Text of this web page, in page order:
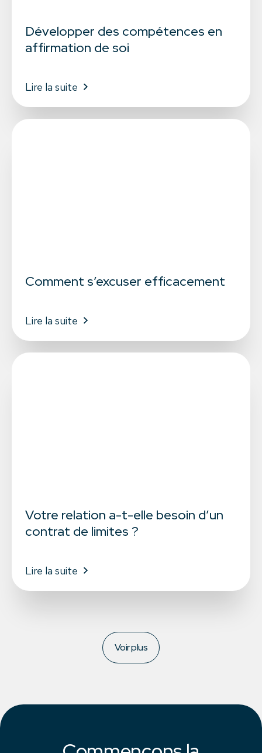
Développer des compétences en
affirmation de soi
Lire la suite
Comment s’excuser efficacement
Lire la suite
Votre relation a-t-elle besoin d’un
contrat de limites ?
Lire la suite
Voir plus